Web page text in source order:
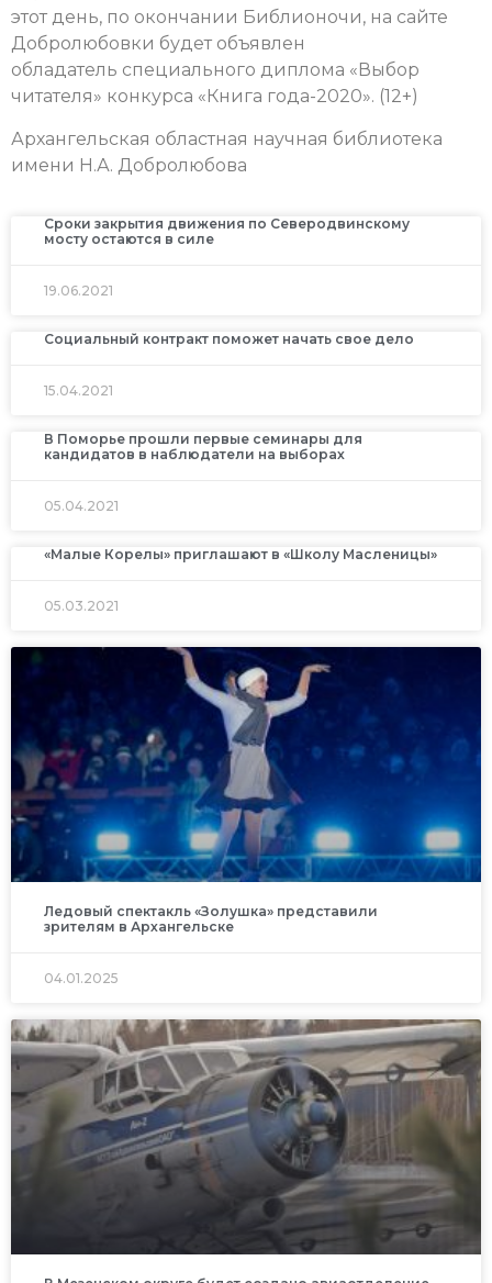
этот день, по окончании Библионочи, на сайте
Добролюбовки будет объявлен
обладатель специального диплома «Выбор
читателя» конкурса «Книга года-2020». (12+)
Архангельская областная научная библиотека
имени Н.А. Добролюбова
Сроки закрытия движения по Северодвинскому
мосту остаются в силе
19.06.2021
Социальный контракт поможет начать свое дело
15.04.2021
В Поморье прошли первые семинары для
кандидатов в наблюдатели на выборах
05.04.2021
«Малые Корелы» приглашают в «Школу Масленицы»
05.03.2021
Ледовый спектакль «Золушка» представили
зрителям в Архангельске
04.01.2025